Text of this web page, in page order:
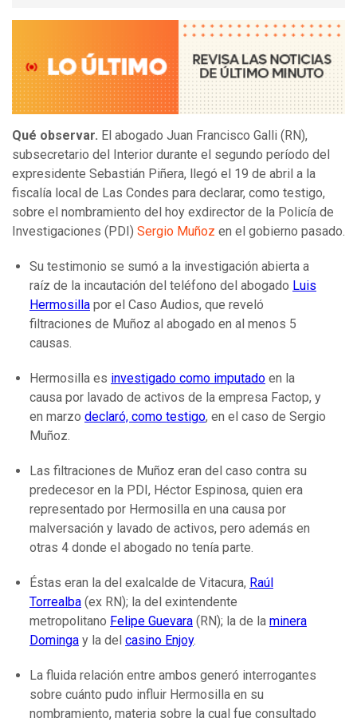
Qué observar. El abogado Juan Francisco Galli (RN),
subsecretario del Interior durante el segundo período del
expresidente Sebastián Piñera, llegó el 19 de abril a la
fiscalía local de Las Condes para declarar, como testigo,
sobre el nombramiento del hoy exdirector de la Policía de
Investigaciones (PDI) Sergio Muñoz en el gobierno pasado.
Su testimonio se sumó a la investigación abierta a
raíz de la incautación del teléfono del abogado Luis
Hermosilla por el Caso Audios, que reveló
filtraciones de Muñoz al abogado en al menos 5
causas.
Hermosilla es investigado como imputado en la
causa por lavado de activos de la empresa Factop, y
en marzo declaró, como testigo, en el caso de Sergio
Muñoz.
Las filtraciones de Muñoz eran del caso contra su
predecesor en la PDI, Héctor Espinosa, quien era
representado por Hermosilla en una causa por
malversación y lavado de activos, pero además en
otras 4 donde el abogado no tenía parte.
Éstas eran la del exalcalde de Vitacura, Raúl
Torrealba (ex RN); la del exintendente
metropolitano Felipe Guevara (RN); la de la minera
Dominga y la del casino Enjoy.
La fluida relación entre ambos generó interrogantes
sobre cuánto pudo influir Hermosilla en su
nombramiento, materia sobre la cual fue consultado